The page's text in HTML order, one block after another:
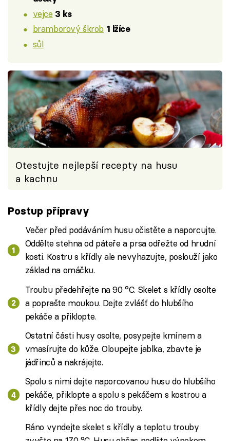
vejce 3 ks
bramborový škrob 1 lžíce
sůl
Otestujte nejlepší recepty na husu
a kachnu
Postup přípravy
Večer před podáváním husu očistěte a naporcujte.
Oddělte stehna od páteře a prsa odřežte od hrudní
kosti. Kostru s křídly ale nevyhazujte, poslouží jako
základ na omáčku.
Troubu předehřejte na 90 °C. Skelet s křídly osolte
a poprašte moukou. Dejte zvlášť do hlubšího
pekáče a přiklopte.
Ostatní části husy osolte, posypejte kmínem a
vmasírujte do kůže. Oloupejte jablka, zbavte je
jádřinců a nakrájejte.
Spolu s nimi dejte naporcovanou husu do hlubšího
pekáče, přiklopte a spolu s pekáčem s kostrou a
křídly dejte přes noc do trouby.
Ráno vyndejte skelet s křídly a teplotu trouby